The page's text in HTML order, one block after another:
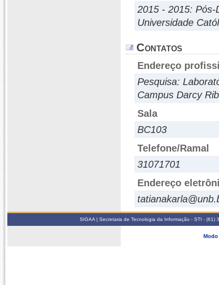
2015 - 2015: Pós-
Universidade
Contatos
Endereço
Pesquisa:
Campus Darcy
Sala
BC103
Telefone/Ramal
31071701
Endereço
SIGAA | Secretaria de Tecnologia da Informação - STI -
Modo